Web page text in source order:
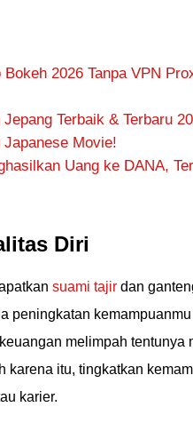
Bokeh 2026 Tanpa VPN
Terbaik & Terbaru
Movie!
Uang ke DANA,
Diri
suami tajir dan
peningkatan
melimpah tentunya
karena itu, tingkatkan
karier.